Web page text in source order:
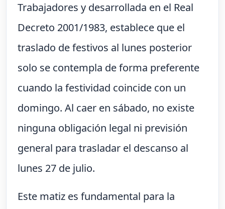
Trabajadores y desarrollada en el Real
Decreto 2001/1983, establece que el
traslado de festivos al lunes posterior
solo se contempla de forma preferente
cuando la festividad coincide con un
domingo. Al caer en sábado, no existe
ninguna obligación legal ni previsión
general para trasladar el descanso al
lunes 27 de julio.
Este matiz es fundamental para la